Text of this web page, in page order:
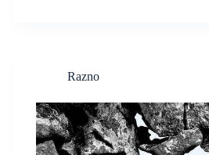
Razno